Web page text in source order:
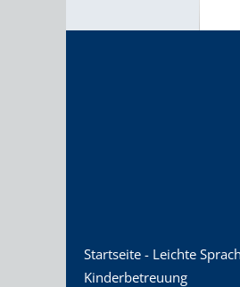
Startseite - Leichte
Kinderbetreuung